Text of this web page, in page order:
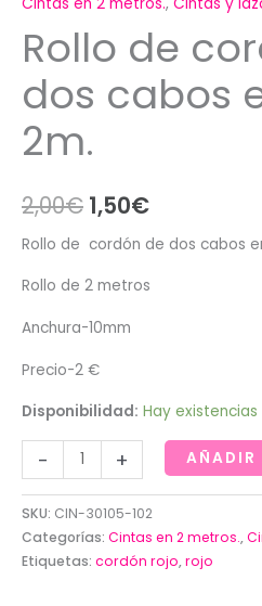
Rollo de
dos cabos
2m.
2,00€ El
precio
original
era:
2,00€.
1,50€El
precio
actual
Rollo de cordón de dos cabos
Rollo de 2 metros
Anchura-10mm
Precio-2 €
Disponibilidad: Hay existencias
-
de
cordón
de
dos
+ AÑADIR
SKU: CIN-30105-102
Categorías: Cintas en 2 metros.,
Etiquetas: cordón rojo,rojo